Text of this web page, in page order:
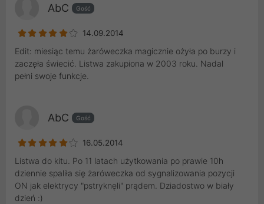
AbC Gość
14.09.2014
Edit: miesiąc temu żaróweczka magicznie ożyła po burzy i
zaczęła świecić. Listwa zakupiona w 2003 roku. Nadal
pełni swoje funkcje.
AbC Gość
16.05.2014
Listwa do kitu. Po 11 latach użytkowania po prawie 10h
dziennie spaliła się żaróweczka od sygnalizowania pozycji
ON jak elektrycy "pstryknęli" prądem. Dziadostwo w biały
dzień :)